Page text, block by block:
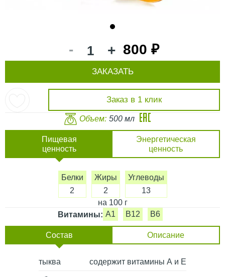
- + 800 ₽
Заказ в 1 клик
ЗАКАЗАТЬ
Объем: 500 мл
Пищевая
ценность
Энергетическая
ценность
Белки
2
Жиры
2
Углеводы
13
на 100 г
Витамины: A1 B12 B6
Состав Описание
тыква содержит витамины А и Е